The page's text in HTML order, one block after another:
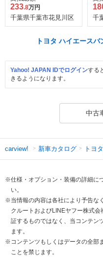
ボ
233.8万円
千葉県千葉市花見川区 千
トヨタ ハイエース
Yahoo! JAPAN IDでログインする
きるようになります。
中古
carview! 新車カタログ トヨ
※仕様・オプション・装備の詳細に
い。
※当情報の内容は各社により予告な
クルートおよびLINEヤフー株式
証するものではなく、当コンテン
ます。
※コンテンツもしくはデータの全部
ことを禁じます。